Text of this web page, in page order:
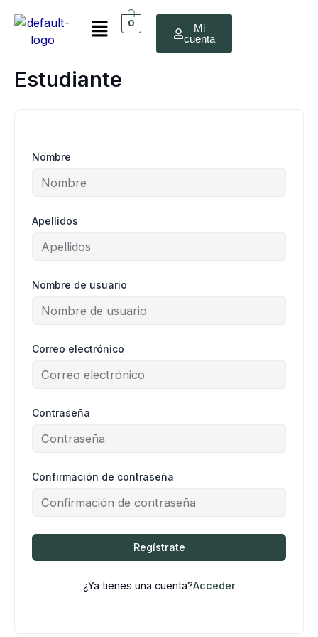
contenido
Menú0
Mi
cuenta
Estudiante
Nombre
Apellidos
Nombre de usuario
Correo electrónico
Contraseña
Confirmación de contraseña
Regístrate
¿Ya tienes una cuenta?Acceder